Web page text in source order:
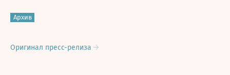
Архив
Оригинал пресс-релиза